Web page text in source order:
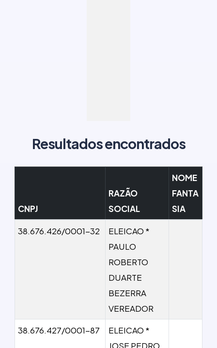
Resultados encontrados
CNPJ
RAZÃO
SOCIAL
NOME
FANTA
SIA
38.676.426/0001-32
ELEICAO *
PAULO
ROBERTO
DUARTE
BEZERRA
VEREADOR
38.676.427/0001-87
ELEICAO *
JOSE PEDRO